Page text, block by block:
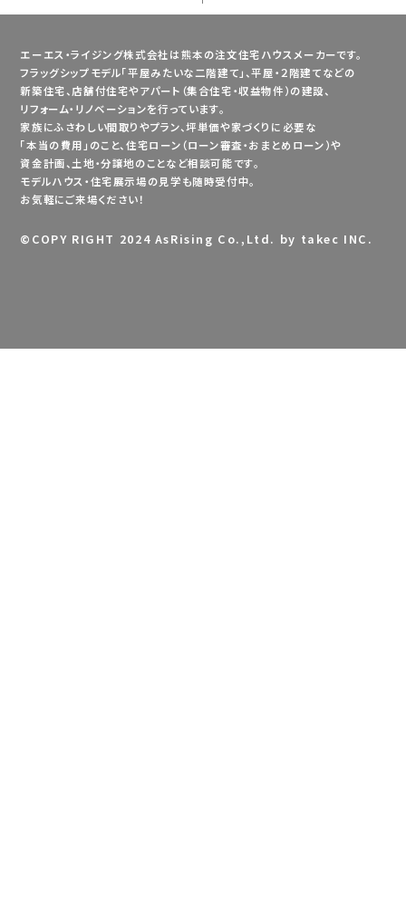
エーエス・ライジング株式会社は熊本の注文住宅ハウスメーカーです。
フラッグシップモデル「平屋みたいな二階建て」、平屋・２階建てなどの
新築住宅、店舗付住宅やアパート（集合住宅・収益物件）の建設、
リフォーム・リノベーションを行っています。
家族にふさわしい間取りやプラン、坪単価や家づくりに必要な
「本当の費用」のこと、住宅ローン（ローン審査・おまとめローン）や
資金計画、土地・分譲地のことなど相談可能です。
モデルハウス・住宅展示場の見学も随時受付中。
お気軽にご来場ください！
© COPY RIGHT 2024 AsRising Co.,Ltd. by takec INC.